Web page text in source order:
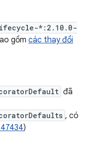
*:2.10.0-
gồm các thay đổi
đã
, có
)